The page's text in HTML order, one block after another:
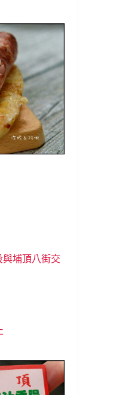
埔頂八街交